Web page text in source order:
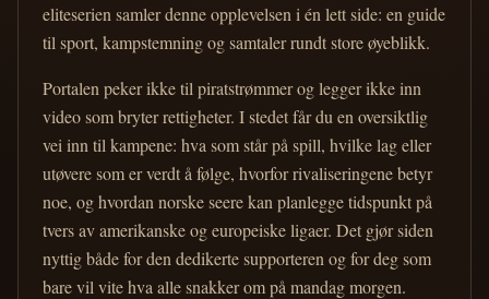
eliteserien samler denne opplevelsen i én lett side: en guide
til sport, kampstemning og samtaler rundt store øyeblikk.
Portalen peker ikke til piratstrømmer og legger ikke inn
video som bryter rettigheter. I stedet får du en oversiktlig
vei inn til kampene: hva som står på spill, hvilke lag eller
utøvere som er verdt å følge, hvorfor rivaliseringene betyr
noe, og hvordan norske seere kan planlegge tidspunkt på
tvers av amerikanske og europeiske ligaer. Det gjør siden
nyttig både for den dedikerte supporteren og for deg som
bare vil vite hva alle snakker om på mandag morgen.